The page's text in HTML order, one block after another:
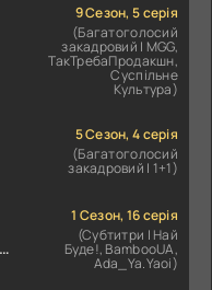
9 Сезон, 5 серія
(Багатоголосий
закадровий | MGG,
ТакТребаПродакшн,
Суспільне
Культура)
5 Сезон, 4 серія
(Багатоголосий
закадровий | 1+1)
1 Сезон, 16 серія
(Субтитри | Най
Буде!, BambooUA,
Ada_Ya.Yaoi)